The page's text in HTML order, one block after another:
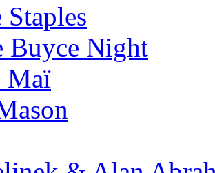
Buyce Night
Maï